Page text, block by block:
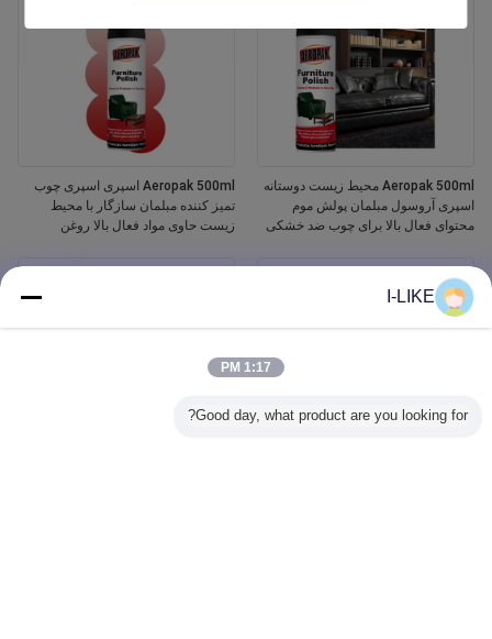
Aeropak 500ml اسپری اسپری چوب
تمیز کننده مبلمان سازگار با محیط
زیست حاوی مواد فعال بالا روغن
Aeropak 500ml محیط زیست دوستانه
اسپری آروسول مبلمان پولش موم
محتوای فعال بالا برای چوب ضد خشکی
I-LIKE
1:17 PM
Good day, what product are you looking for?